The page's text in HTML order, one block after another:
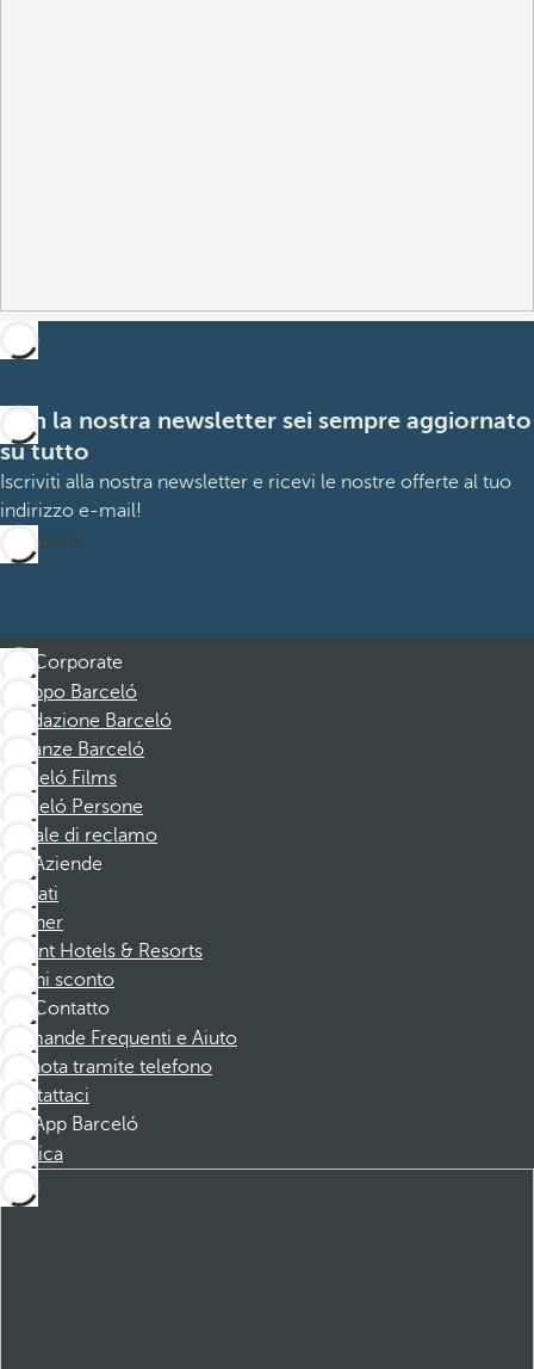
Con la nostra newsletter sei sempre aggiornato
su tutto
Iscriviti alla nostra newsletter e ricevi le nostre offerte al tuo
indirizzo e-mail!
Iscrizione
Corporate
Gruppo Barceló
Fondazione Barceló
Vacanze Barceló
Barceló Films
Barceló Persone
Canale di reclamo
Aziende
Affiliati
Partner
Dorint Hotels & Resorts
Buoni sconto
Contatto
Domande Frequenti e Aiuto
Prenota tramite telefono
Contattaci
App Barceló
Scarica